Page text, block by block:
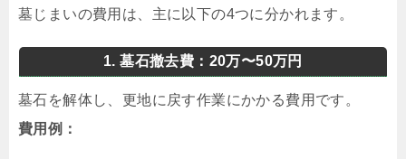
墓じまいの費用は、主に以下の4つに分かれます。
1. 墓石撤去費：20万〜50万円
墓石を解体し、更地に戻す作業にかかる費用です。
費用例：